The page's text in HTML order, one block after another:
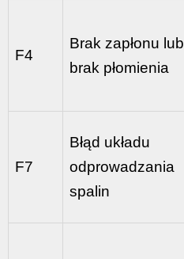
F4
Brak zapłonu lub
brak płomienia
F7
Błąd układu
odprowadzania
spalin